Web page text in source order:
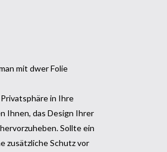
mit dwer Folie
in Ihre
Ihnen, das Design Ihrer
Sollte ein
zusätzliche Schutz vor